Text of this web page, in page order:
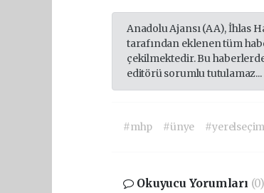
Anadolu Ajansı (AA), İhlas
tarafından eklenen tüm
çekilmektedir. Bu
editörü sorumlu tutulamaz...
#mhp #ünye #yerelseçim
Okuyucu Yorumları (0)